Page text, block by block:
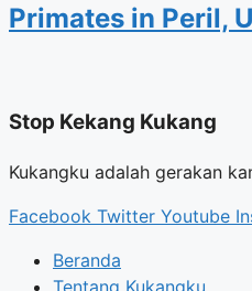
Primates in Peril,
Stop Kekang Kukang
Kukangku adalah gerakan
Facebook Twitter Youtube
Beranda